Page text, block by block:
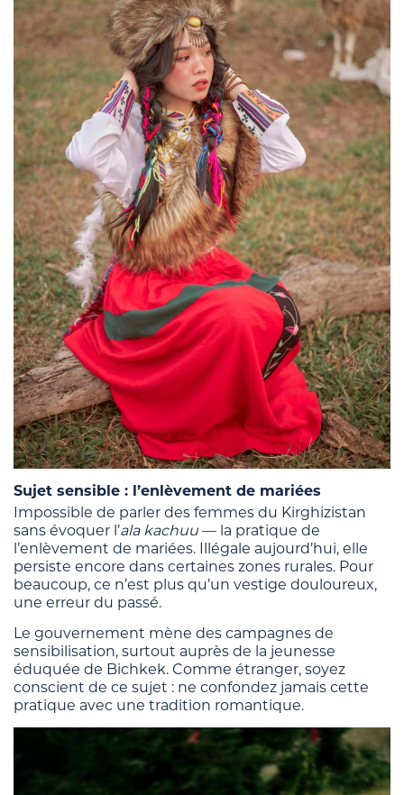
Sujet sensible : l’enlèvement de mariées
Impossible de parler des femmes du Kirghizistan
sans évoquer l’ala kachuu — la pratique de
l’enlèvement de mariées. Illégale aujourd’hui, elle
persiste encore dans certaines zones rurales. Pour
beaucoup, ce n’est plus qu’un vestige douloureux,
une erreur du passé.
Le gouvernement mène des campagnes de
sensibilisation, surtout auprès de la jeunesse
éduquée de Bichkek. Comme étranger, soyez
conscient de ce sujet : ne confondez jamais cette
pratique avec une tradition romantique.